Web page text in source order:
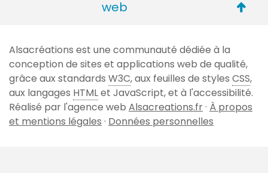
web
de
page
Alsacréations est une communauté dédiée à la
conception de sites et applications web de qualité,
grâce aux standards W3C, aux feuilles de styles CSS,
aux langages HTMLet JavaScript, et à l'accessibilité.
Réalisé par l'agence web Alsacreations.fr· À propos
et mentions légales · Données personnelles